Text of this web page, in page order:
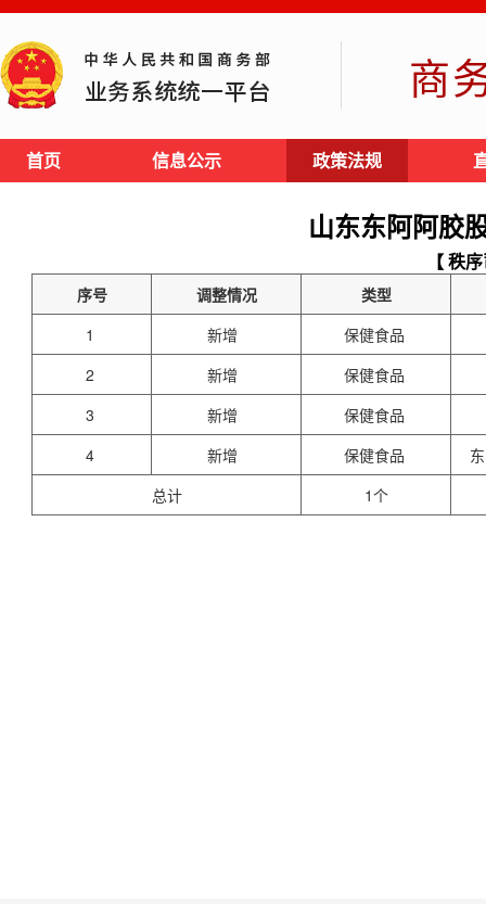
商
首页 信息公示 政策法规
山东东阿阿胶
【 秩
序号 调整情况
类型
1
新增
保健食品
2
新增
保健食品
3
新增 保健食品
4
新增 保健食品
总计
1个